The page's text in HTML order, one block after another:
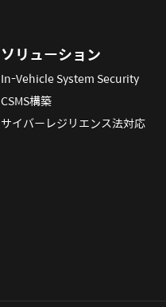
ソリューション
In-Vehicle System Security
CSMS構築
サイバーレジリエンス法対応